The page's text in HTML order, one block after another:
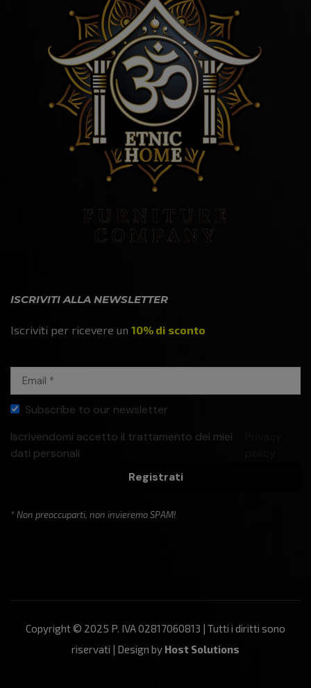
ISCRIVITI ALLA NEWSLETTER
Iscriviti per ricevere un 10% di sconto
Subscribe to our newsletter
Iscrivendomi accetto il trattamento dei miei
dati personali
Registrati
* Non preoccuparti, non invieremo SPAM!
Copyright © 2025 P. IVA 02817060813 | Tutti i diritti sono
riservati | Design by Host Solutions